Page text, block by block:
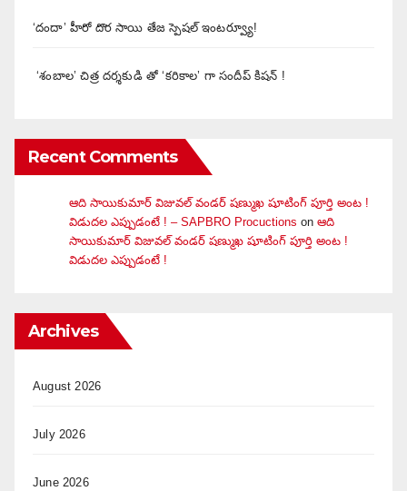
‘దందా’ హీరో దొర సాయి తేజ స్పెషల్ ఇంటర్వ్యూ!
‘శంబాల’ చిత్ర దర్శకుడి తో ‘కరికాల’ గా సందీప్ కిషన్ !
Recent Comments
ఆది సాయికుమార్ విజువ‌ల్ వండ‌ర్ ష‌ణ్ముఖ షూటింగ్ పూర్తి అంట !
విడుదల ఎప్పుడంటే ! – SAPBRO Procuctions on ఆది
సాయికుమార్ విజువ‌ల్ వండ‌ర్ ష‌ణ్ముఖ షూటింగ్ పూర్తి అంట !
విడుదల ఎప్పుడంటే !
Archives
August 2026
July 2026
June 2026